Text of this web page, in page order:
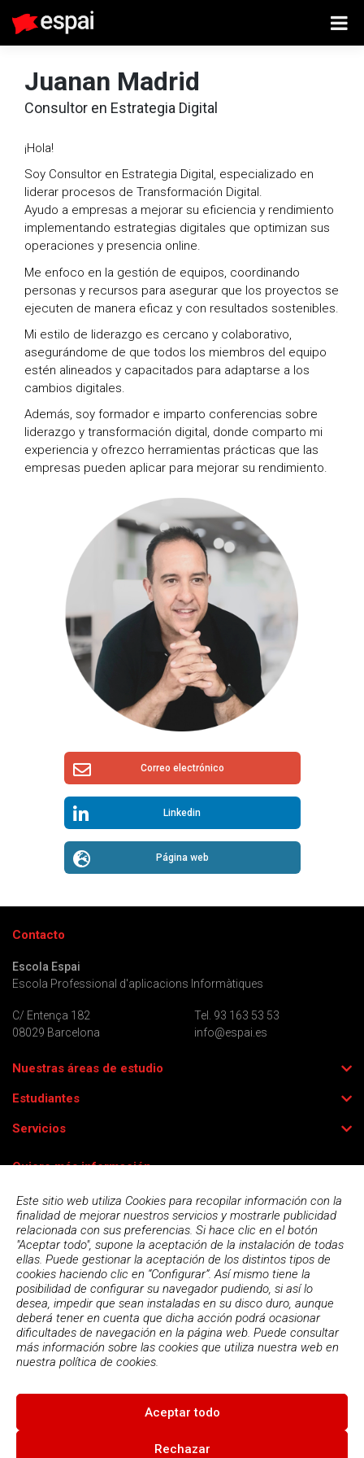
Este sitio web utiliza Cookies para recopilar información con la
finalidad de mejorar nuestros servicios y mostrarle publicidad
relacionada con sus preferencias. Si hace clic en el botón
"Aceptar todo", supone la aceptación de la instalación de todas
ellas. Puede gestionar la aceptación de los distintos tipos de
cookies haciendo clic en “Configurar”. Así mismo tiene la
posibilidad de configurar su navegador pudiendo, si así lo
desea, impedir que sean instaladas en su disco duro, aunque
deberá tener en cuenta que dicha acción podrá ocasionar
dificultades de navegación en la página web. Puede consultar
más información sobre las cookies que utiliza nuestra web en
nuestra política de cookies.
Aceptar todo
Rechazar
Juanan Madrid
Consultor en Estrategia Digital
¡Hola!
Soy Consultor en Estrategia Digital, especializado en
liderar procesos de Transformación Digital.
Ayudo a empresas a mejorar su eficiencia y rendimiento
implementando estrategias digitales que optimizan sus
operaciones y presencia online.
Me enfoco en la gestión de equipos, coordinando
personas y recursos para asegurar que los proyectos se
ejecuten de manera eficaz y con resultados sostenibles.
Mi estilo de liderazgo es cercano y colaborativo,
asegurándome de que todos los miembros del equipo
estén alineados y capacitados para adaptarse a los
cambios digitales.
Además, soy formador e imparto conferencias sobre
liderazgo y transformación digital, donde comparto mi
experiencia y ofrezco herramientas prácticas que las
empresas pueden aplicar para mejorar su rendimiento.
Correo electrónico
Linkedin
Página web
Contacto
Escola Espai
Escola Professional d'aplicacions Informàtiques
C/ Entença 182
08029 Barcelona
Tel. 93 163 53 53
info@espai.es
Nuestras áreas de estudio
Estudiantes
Servicios
Quiero más información
Acepto lapolítica de privacidad
© 2026
Condiciones de uso|Política Privacidad